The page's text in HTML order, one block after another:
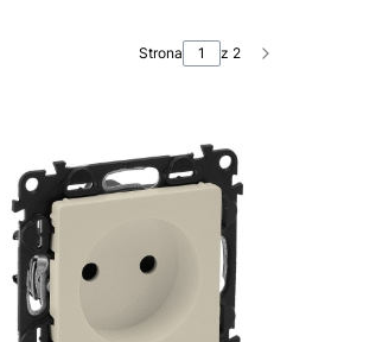
Strona z 2 Następne